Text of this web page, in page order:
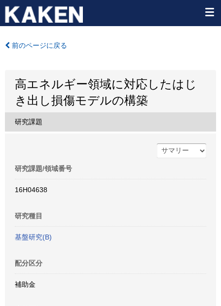
前のページに戻る
高エネルギー領域に対応したはじ
き出し損傷モデルの構築
研究課題
研究課題/領域番号
16H04638
研究種目
基盤研究(B)
配分区分
補助金